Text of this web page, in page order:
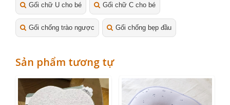
Gối chữ U cho bé Gối chữ C cho bé
Gối chống trào ngược Gối chống bẹp đầu
Sản phẩm tương tự